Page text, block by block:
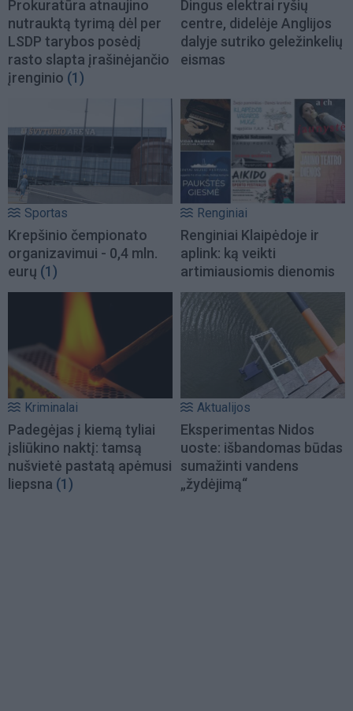
Prokuratūra atnaujino
nutrauktą tyrimą dėl per
LSDP tarybos posėdį
rasto slapta įrašinėjančio
įrenginio (1)
Dingus elektrai ryšių
centre, didelėje Anglijos
dalyje sutriko geležinkelių
eismas
Sportas
Krepšinio čempionato
organizavimui - 0,4 mln.
eurų (1)
Renginiai
Renginiai Klaipėdoje ir
aplink: ką veikti
artimiausiomis dienomis
Kriminalai
Padegėjas į kiemą tyliai
įsliūkino naktį: tamsą
nušvietė pastatą apėmusi
liepsna (1)
Aktualijos
Eksperimentas Nidos
uoste: išbandomas būdas
sumažinti vandens
„žydėjimą“